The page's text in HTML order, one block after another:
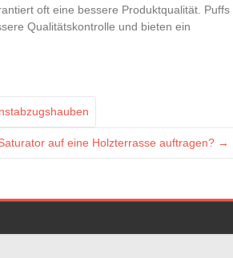
oft eine bessere Produktqualität. Puffs
Qualitätskontrolle und bieten ein
auf eine Holzterrasse auftragen? →